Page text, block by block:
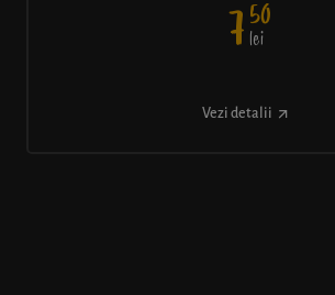
750
lei
Vezi detalii